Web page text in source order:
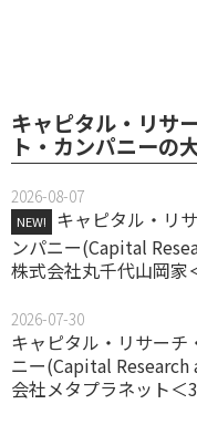
キャピタル・リサ
ト・カンパニーの
2026-08-07
NEW!
キャピタル・リ
ンパニー(Capital
株式会社丸千代山岡家
2026-07-30
キャピタル・リサー
ニー(Capital
会社メタプラネット